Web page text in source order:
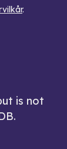
.
is not